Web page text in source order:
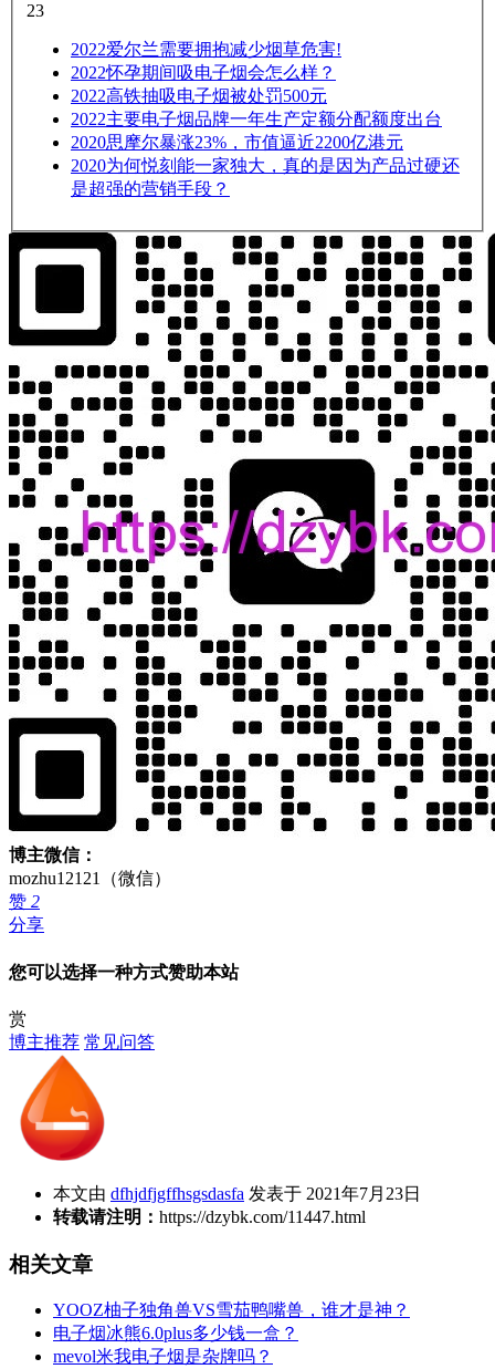
23
2022爱尔兰需要拥抱减少烟草危害!
2022怀孕期间吸电子烟会怎么样？
2022高铁抽吸电子烟被处罚500元
2022主要电子烟品牌一年生产定额分配额度出台
2020思摩尔暴涨23%，市值逼近2200亿港元
2020为何悦刻能一家独大，真的是因为产品过硬还
是超强的营销手段？
博主微信：
mozhu12121（微信）
赞 2
分享
您可以选择一种方式赞助本站
赏
博主推荐 常见问答
本文由 dfhjdfjgffhsgsdasfa 发表于 2021年7月23日
转载请注明： https://dzybk.com/11447.html
相关文章
YOOZ柚子独角兽VS雪茄鸭嘴兽，谁才是神？
电子烟冰熊6.0plus多少钱一盒？
mevol米我电子烟是杂牌吗？